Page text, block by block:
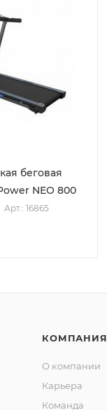
беговая
NEO 800
Арт.: 16865
КОМПАНИЯ
О компании
Карьера
Команда